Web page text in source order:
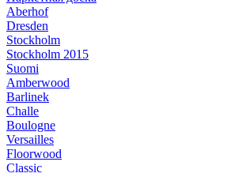
Aberhof
Dresden
Stockholm
Stockholm 2015
Suomi
Amberwood
Barlinek
Challe
Boulogne
Versailles
Floorwood
Classic